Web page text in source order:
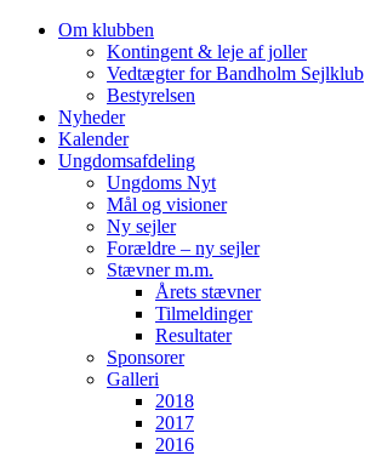
Om klubben
Kontingent & leje af joller
Vedtægter for Bandholm Sejlklub
Bestyrelsen
Nyheder
Kalender
Ungdomsafdeling
Ungdoms Nyt
Mål og visioner
Ny sejler
Forældre – ny sejler
Stævner m.m.
Årets stævner
Tilmeldinger
Resultater
Sponsorer
Galleri
2018
2017
2016